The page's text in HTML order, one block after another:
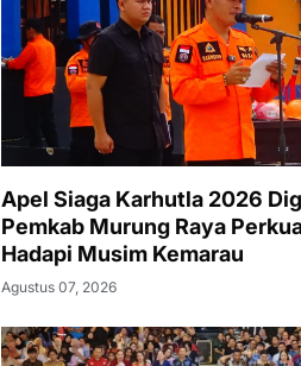
Apel Siaga Karhutla 2026
Pemkab Murung Raya
Hadapi Musim Kemarau
Agustus 07, 2026